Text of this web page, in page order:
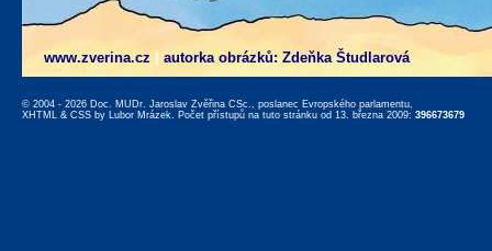
www.zverina.cz autorka obrázků: Zdeňka Študlarová
© 2004 - 2026 Doc. MUDr. Jaroslav Zvěřina CSc., poslanec Evropského parlamentu,
XHTML & CSS by Lubor Mrázek. Počet přístupů na tuto stránku od 13. března 2009: 396673679